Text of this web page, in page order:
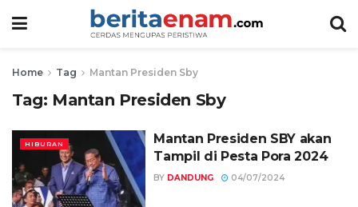
Home Tag Mantan Presiden Sby
Tag: Mantan Presiden Sby
HIBURAN
Mantan Presiden SBY akan
Tampil di Pesta Pora 2024
BY DANDUNG 04/07/2024